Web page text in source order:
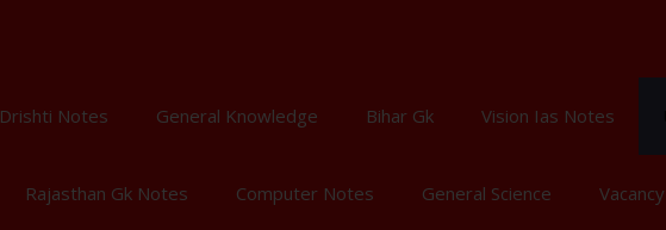
Drishti Notes General Knowledge Bihar Gk Vision Ias Notes
Rajasthan Gk Notes Computer Notes General Science